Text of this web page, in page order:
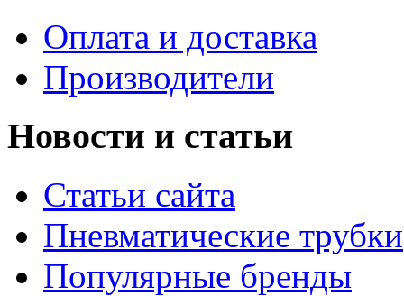
Оплата и доставка
Производители
Новости и статьи
Статьи сайта
Пневматические трубки
Популярные бренды